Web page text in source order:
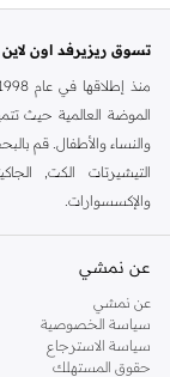
تسوق ريزيرفد اون
الموضة العالمية حيث
والنساء والأطفال. قم
التيشيرتات الكت,
والإكسسوارات.
لتوفر لك ما تحتاجه في
تسوق من ريزيرفد اون
اشترِي ريزيرفد اون لاين
إلى جانب الإطلالات
فساتين بقصات رائعة
عن نمشي
عن نمشي
سياسة الخصوصية
سياسة الاسترجاع
حقوق المستهلك